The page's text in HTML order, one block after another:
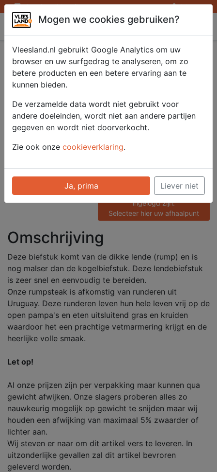
Openingstijden afhaalpunten Inloggen
Vleesland
Gemarineerde
Rumpsteak 4x100 gr.
Artikelnummer
52409
Categorie
Barbecue
Voor onze prijzen moet u
ingelogd zijn.
Selecteer hier uw afhaalpunt
Omschrijving
Deze biefstuk komt van de dikke lende (rump) en is
nog malser dan de kogelbiefstuk. Deze lendebiefstuk
is zeer snel en eenvoudig te bereiden.
Onze rumpsteak is afkomstig van runderen uit
Uruguay. Deze runderen leven hun hele leven vrij op de
open pampa's en eten uitsluitend gras en kruiden
waardoor het een prachtige vetmarmering krijgt en de
heerlijke volle smaak.
Let op!
Al onze prijzen zijn per verpakking maar kunnen qua
gewicht afwijken. Onze slagers proberen alles zo
nauwkeurig mogelijk op gewicht te snijden maar wij
houden een afwijking van maximaal 5% zwaarder of
lichter aan.
Wij steven er naar om dit artikel vers te leveren. In
uitzonderlijke gevallen zal dit artikel bevroren
geleverd worden.
Mogen we cookies gebruiken?
Vleesland.nl gebruikt Google Analytics om uw
browser en uw surfgedrag te analyseren, om zo
betere producten en een betere ervaring aan te
kunnen bieden.
De verzamelde data wordt niet gebruikt voor
andere doeleinden, wordt niet aan andere partijen
gegeven en wordt niet doorverkocht.
Zie ook onze cookieverklaring.
Ja, prima Liever niet